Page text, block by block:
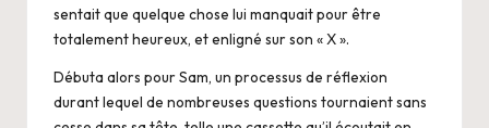
sentait que quelque chose lui manquait pour être
totalement heureux, et enligné sur son « X ».
Débuta alors pour Sam, un processus de réflexion
durant lequel de nombreuses questions tournaient sans